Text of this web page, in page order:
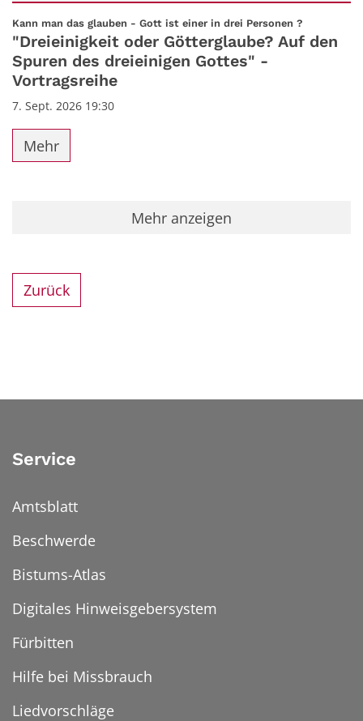
Datum: 7. September 2026
Kann man das glauben - Gott ist einer in drei Personen ?
"Dreieinigkeit oder Götterglaube? Auf den
Spuren des dreieinigen Gottes" -
Vortragsreihe
7. Sept. 2026 19:30
Mehr
Mehr anzeigen
Zurück
Service
Amtsblatt
Beschwerde
Bistums-Atlas
Digitales Hinweisgebersystem
Fürbitten
Hilfe bei Missbrauch
Liedvorschläge